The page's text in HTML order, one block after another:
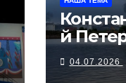
й
04.07.2026